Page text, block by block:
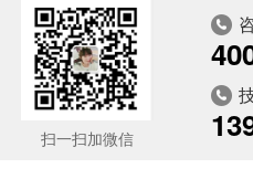
扫一扫加微信